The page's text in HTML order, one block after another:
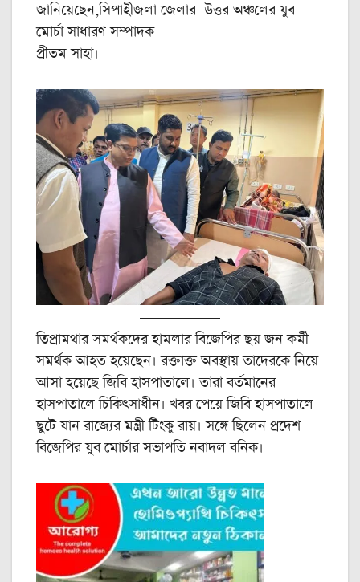
জানিয়েছেন,সিপাহীজলা জেলার উত্তর অঞ্চলের যুব
মোর্চা সাধারণ সম্পাদক
প্রীতম সাহা।
তিপ্রামথার সমর্থকদের হামলার বিজেপির ছয় জন কর্মী
সমর্থক আহত হয়েছেন। রক্তাক্ত অবস্থায় তাদেরকে নিয়ে
আসা হয়েছে জিবি হাসপাতালে। তারা বর্তমানের
হাসপাতালে চিকিৎসাধীন। খবর পেয়ে জিবি হাসপাতালে
ছুটে যান রাজ্যের মন্ত্রী টিংকু রায়। সঙ্গে ছিলেন প্রদেশ
বিজেপির যুব মোর্চার সভাপতি নবাদল বনিক।